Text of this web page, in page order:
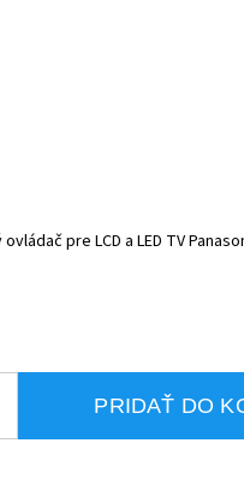
pre LCD a LED TV
PRIDAŤ DO